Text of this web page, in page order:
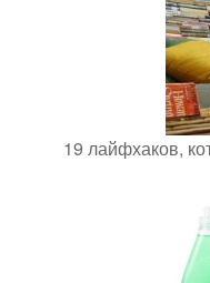
19 лайфхаков,